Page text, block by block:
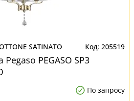
SATINATO 205519
PEGASO SP3
По запросу